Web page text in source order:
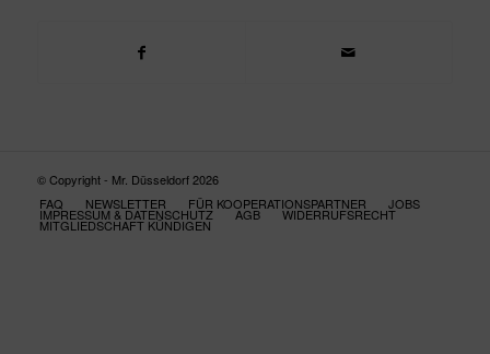
© Copyright - Mr. Düsseldorf 2026
FAQ
NEWSLETTER FÜR KOOPERATIONSPARTNER JOBS
IMPRESSUM & DATENSCHUTZ AGB WIDERRUFSRECHT
MITGLIEDSCHAFT KÜNDIGEN